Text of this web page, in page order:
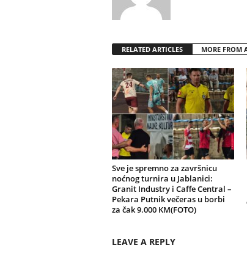
RELATED ARTICLES MORE FROM
Sve je spremno za završnicu
noćnog turnira u Jablanici:
Granit Industry i Caffe Central –
Pekara Putnik večeras u borbi
za čak 9.000 KM(FOTO)
LEAVE A REPLY